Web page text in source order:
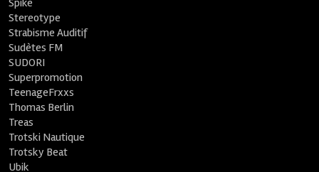
Spike
Stereotype
Strabisme Auditif
Sudètes FM
SUDORI
Superpromotion
TeenageFrxxs
Thomas Berlin
Treas
Trotski Nautique
Trotsky Beat
Ubik